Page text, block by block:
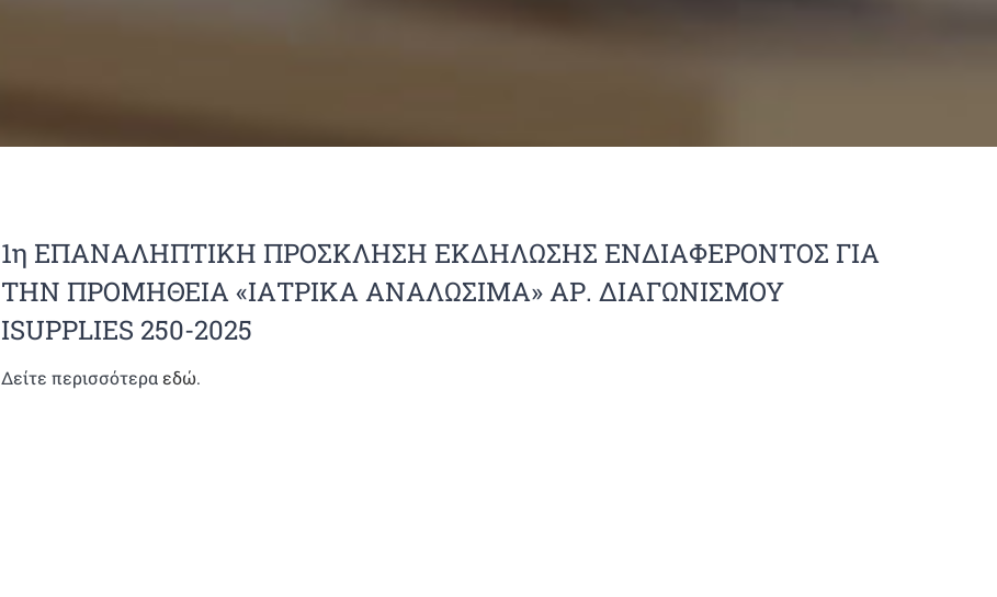
1η ΕΠΑΝΑΛΗΠΤΙΚΗ ΠΡΟΣΚΛΗΣΗ ΕΚΔΗΛΩΣΗΣ ΕΝΔΙΑΦΕΡΟΝΤΟΣ ΓΙΑ
ΤΗΝ ΠΡΟΜΗΘΕΙΑ «ΙΑΤΡΙΚΑ ΑΝΑΛΩΣΙΜΑ» ΑΡ. ΔΙΑΓΩΝΙΣΜΟΥ
ISUPPLIES 250-2025
Δείτε περισσότεραεδώ.